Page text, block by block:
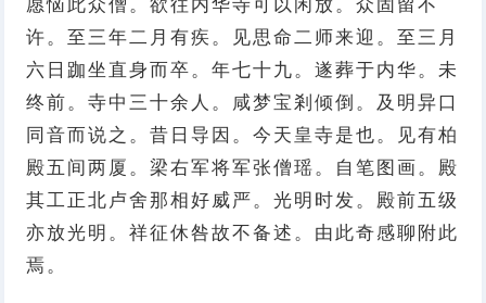
愿恼此众僧。欲往内华寺可以闲放。众固留不
许。至三年二月有疾。见思命二师来迎。至三月
六日跏坐直身而卒。年七十九。遂葬于内华。未
终前。寺中三十余人。咸梦宝剎倾倒。及明异口
同音而说之。昔日导因。今天皇寺是也。见有柏
殿五间两厦。梁右军将军张僧瑶。自笔图画。殿
其工正北卢舍那相好威严。光明时发。殿前五级
亦放光明。祥征休咎故不备述。由此奇感聊附此
焉。